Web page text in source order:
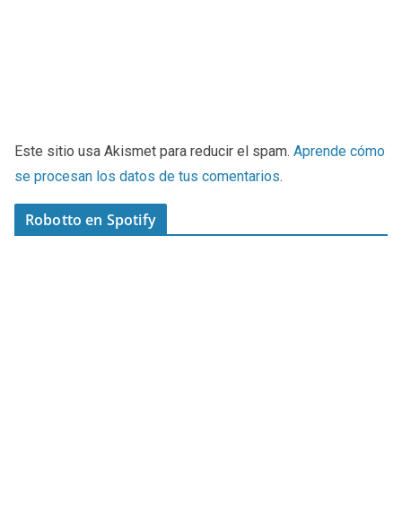
Este sitio usa Akismet para reducir el spam. Aprende cómo
se procesan los datos de tus comentarios.
Robotto en Spotify